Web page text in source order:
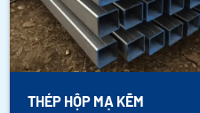
THÉP HỘP MẠ KẼM